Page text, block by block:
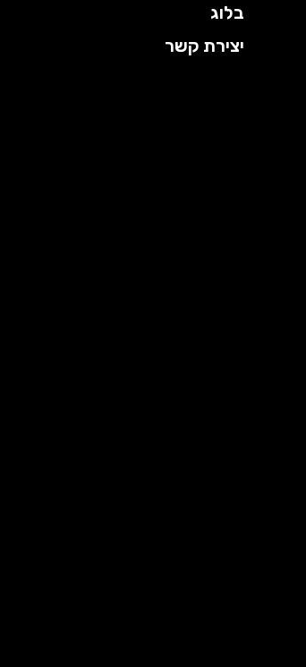
בלוג
יצירת קשר